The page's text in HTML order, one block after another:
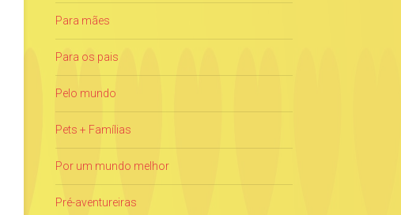
Para mães
Para os pais
Pelo mundo
Pets + Famílias
Por um mundo melhor
Pré-aventureiras